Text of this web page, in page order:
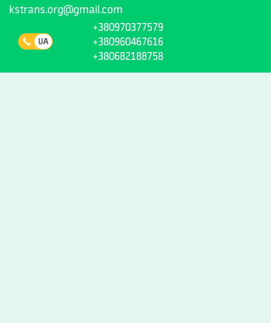
kstrans.org@gmail.com
+380970377579
+380960467616
+380682188758